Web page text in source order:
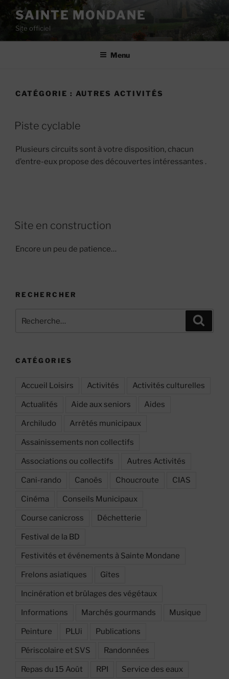
Aller
contenu
principal
SAINTE MONDANE
Site officiel
Menu
CATÉGORIE : AUTRES ACTIVITÉS
Piste cyclable
Plusieurs circuits sont à votre disposition, chacun
d’entre-eux propose des découvertes intéressantes .
Site en construction
Encore un peu de patience…
RECHERCHER
pour
CATÉGORIES
Accueil Loisirs Activités Activités culturelles
Actualités Aide aux seniors Aides
Archiludo Arrêtés municipaux
Assainissements non collectifs
Associations ou collectifs Autres Activités
Cani-rando Canoës Choucroute CIAS
Cinéma Conseils Municipaux
Course canicross Déchetterie
Festival de la BD
Festivités et événements à Sainte Mondane
Frelons asiatiques Gîtes
Incinération et brûlages des végétaux
Informations Marchés gourmands Musique
Peinture PLUi Publications
Périscolaire et SVS Randonnées
Repas du 15 Août RPI Service des eaux